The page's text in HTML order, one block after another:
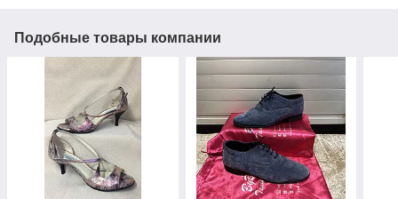
Подобные товары компании